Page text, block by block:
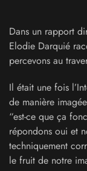
Dans un rapport
Elodie Darquié
percevons au
Il était une fois
de manière
“est-ce que ça
répondons oui et
techniquement
le fruit de notre